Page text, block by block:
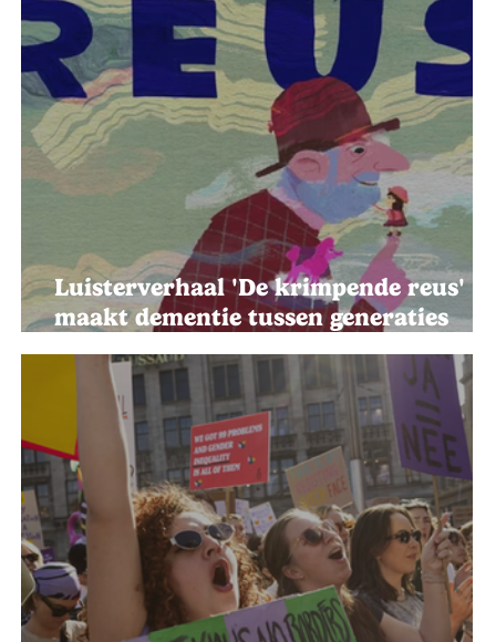
Luisterverhaal 'De krimpende reus'
maakt dementie tussen generaties
bespreekbaar